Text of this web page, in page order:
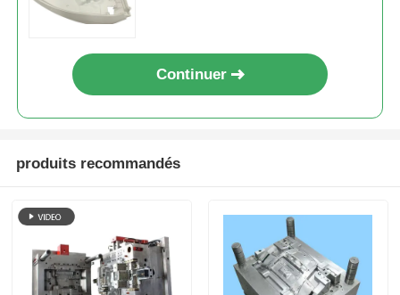
Continuer
produits recommandés